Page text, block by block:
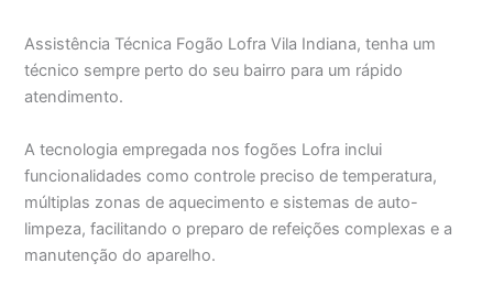
Assistência Técnica Fogão Lofra Vila Indiana, tenha um
técnico sempre perto do seu bairro para um rápido
atendimento.
A tecnologia empregada nos fogões Lofra inclui
funcionalidades como controle preciso de temperatura,
múltiplas zonas de aquecimento e sistemas de auto-
limpeza, facilitando o preparo de refeições complexas e a
manutenção do aparelho.